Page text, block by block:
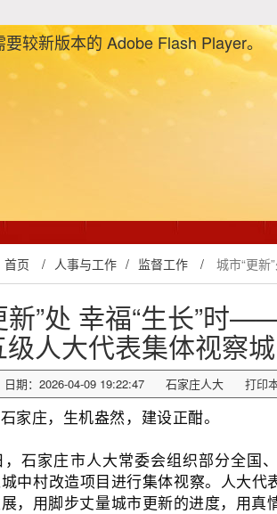
要较新版本的 Adobe Flash Player。
首页 / 人事与工作 / 监督工作 / 城市“更
新”处 幸福“生长”时
人大代表集体视察
日期：2026-04-09 19:22:47 石家庄人大 打印
家庄，生机盎然，建设正酣。
石家庄市人大常委会组织部分全国
中村改造项目进行集体视察。人大代
，用脚步丈量城市更新的进度，用真